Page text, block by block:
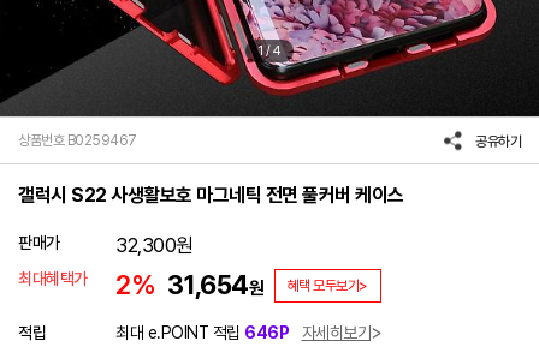
1/4
상품번호 B0259467 공유하기
갤럭시 S22 사생활보호 마그네틱 전면 풀커버 케이스
판매가 32,300원
최대혜택가 2% 31,654원 혜택 모두보기>
적립 최대 e.POINT 적립 646P
자세히보기